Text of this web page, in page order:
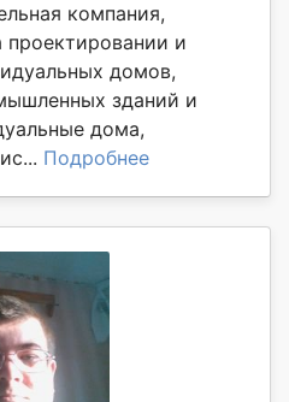
компания,
проектировании и
домов,
зданий и
дома,
Подробнее